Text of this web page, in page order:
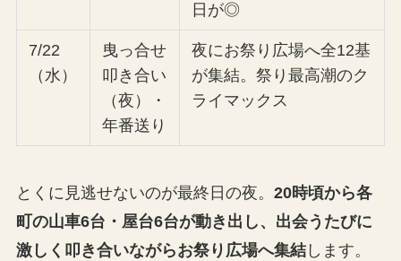
日が◎
7/22
（水）
曳っ合せ
叩き合い
（夜）・
年番送り
夜にお祭り広場へ全12基
が集結。祭り最高潮のク
ライマックス
とくに見逃せないのが最終日の夜。 20時頃から各
町の山車6台・屋台6台が動き出し、出会うたびに
激しく叩き合いながらお祭り広場へ集結します。